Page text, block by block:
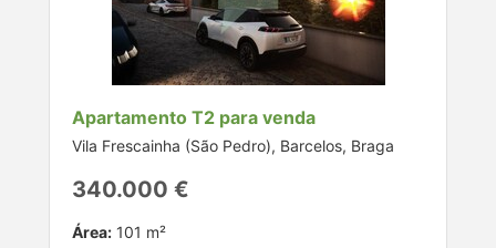
Apartamento T2 para venda
Vila Frescainha (São Pedro), Barcelos, Braga
340.000 €
Área: 101 m²